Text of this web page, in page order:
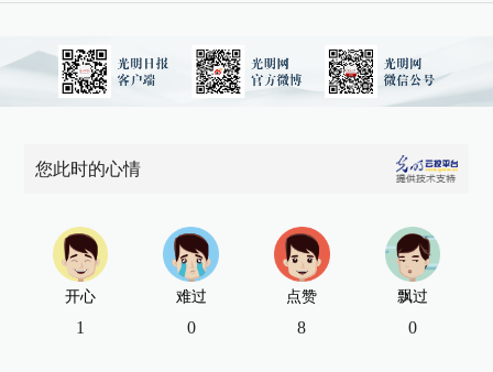
您此时的心情
开心
1
难过
0
点赞
8
飘过
0